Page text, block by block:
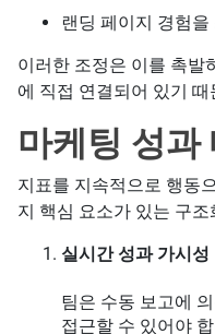
랜딩 페이지 경험
이러한 조정은 이를 촉발
에 직접 연결되어 있기
마케팅 성과
지표를 지속적으로 행동
지 핵심 요소가 있는 구
실시간 성과 가시성
팀은 수동 보고에
접근할 수 있어야